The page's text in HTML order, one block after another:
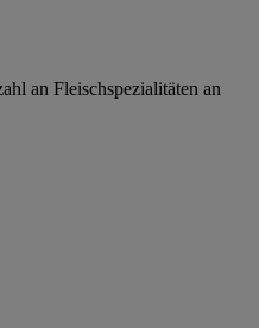
an Fleischspezialitäten an